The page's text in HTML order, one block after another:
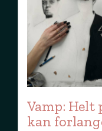
Vamp: Helt
kan